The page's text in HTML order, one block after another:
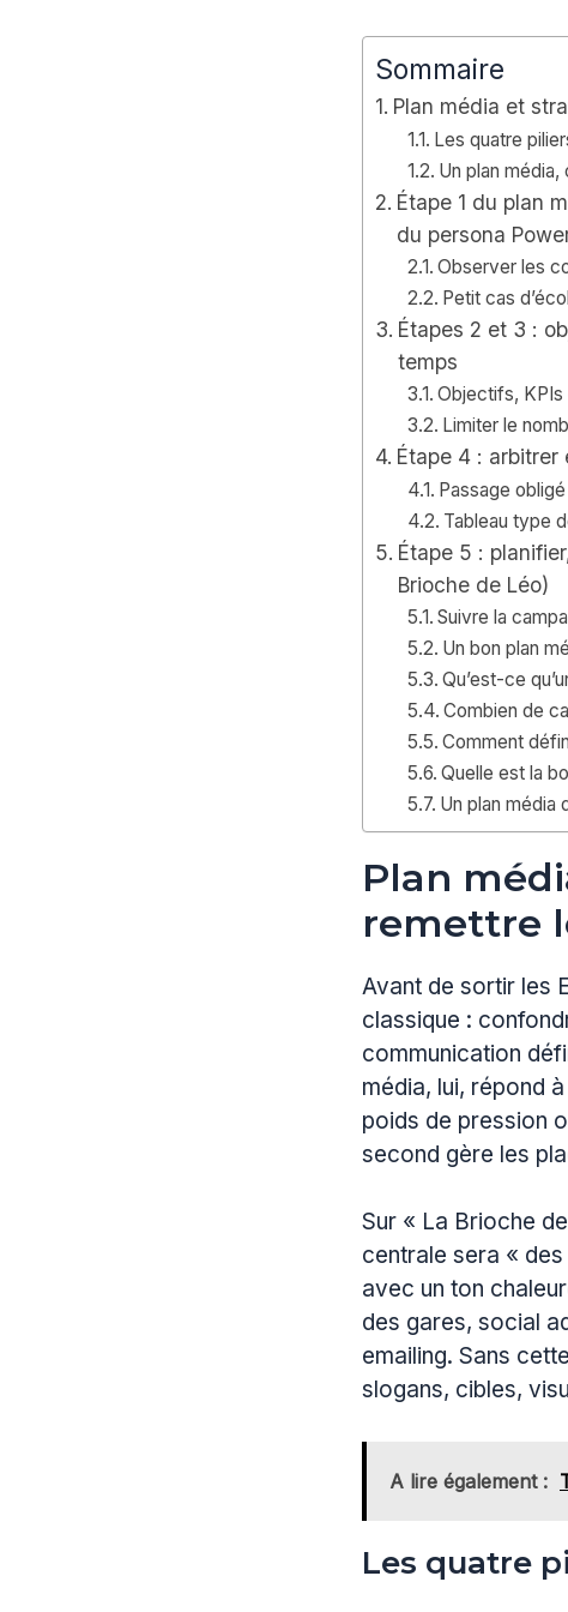
Sommaire
Plan média et
Les quatre
Un plan média,
Étape 1 du plan
du persona
Observer les
Petit cas
Étapes 2 et 3 :
temps
Objectifs, KPIs
Limiter le
Étape 4 :
Passage
Tableau type
Étape 5 :
Brioche de Léo)
Suivre la
Un bon plan
Qu’est-ce
Combien de
Comment
Quelle est la
Un plan média
Plan
remettre
Avant de sortir les
classique :
communication
média, lui, répond
poids de pression
second gère les
Sur « La Brioche
centrale sera «
avec un ton
des gares, social
emailing. Sans
slogans, cibles,
A lire également :
Les quatre